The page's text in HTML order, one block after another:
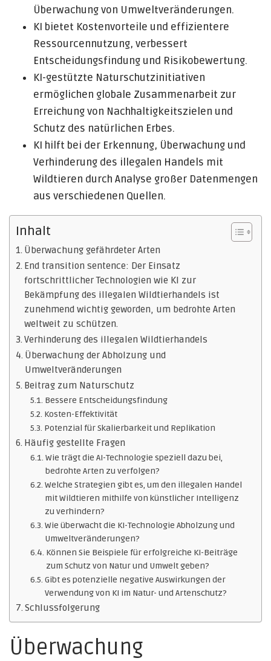
Überwachung von Umweltveränderungen.
KI bietet Kostenvorteile und effizientere
Ressourcennutzung, verbessert
Entscheidungsfindung und Risikobewertung.
KI-gestützte Naturschutzinitiativen
ermöglichen globale Zusammenarbeit zur
Erreichung von Nachhaltigkeitszielen und
Schutz des natürlichen Erbes.
KI hilft bei der Erkennung, Überwachung und
Verhinderung des illegalen Handels mit
Wildtieren durch Analyse großer Datenmengen
aus verschiedenen Quellen.
Inhalt
Überwachung gefährdeter Arten
End transition sentence: Der Einsatz
fortschrittlicher Technologien wie KI zur
Bekämpfung des illegalen Wildtierhandels ist
zunehmend wichtig geworden, um bedrohte Arten
weltweit zu schützen.
Verhinderung des illegalen Wildtierhandels
Überwachung der Abholzung und
Umweltveränderungen
Beitrag zum Naturschutz
Bessere Entscheidungsfindung
Kosten-Effektivität
Potenzial für Skalierbarkeit und Replikation
Häufig gestellte Fragen
Wie trägt die AI-Technologie speziell dazu bei,
bedrohte Arten zu verfolgen?
Welche Strategien gibt es, um den illegalen Handel
mit Wildtieren mithilfe von künstlicher Intelligenz
zu verhindern?
Wie überwacht die KI-Technologie Abholzung und
Umweltveränderungen?
Können Sie Beispiele für erfolgreiche KI-Beiträge
zum Schutz von Natur und Umwelt geben?
Gibt es potenzielle negative Auswirkungen der
Verwendung von KI im Natur- und Artenschutz?
Schlussfolgerung
Überwachung